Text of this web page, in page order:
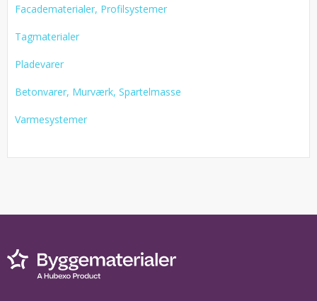
Facadematerialer, Profilsystemer
Tagmaterialer
Pladevarer
Betonvarer, Murværk, Spartelmasse
Varmesystemer